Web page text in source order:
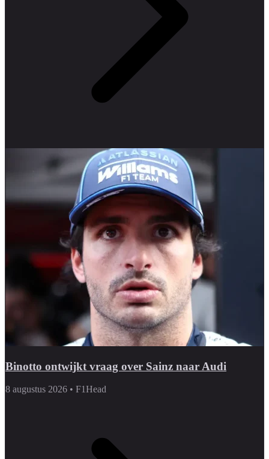
Binotto ontwijkt vraag over Sainz naar Audi
8 augustus 2026 • F1Head